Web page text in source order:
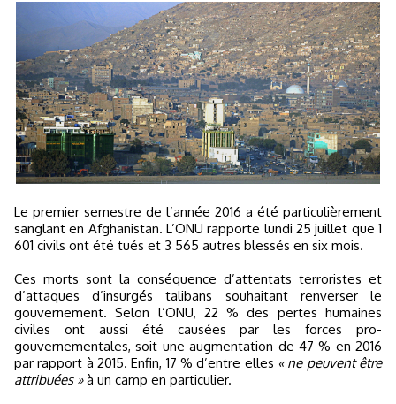
Le premier semestre de l’année 2016 a été particulièrement
sanglant en Afghanistan. L’ONU rapporte lundi 25 juillet que 1
601 civils ont été tués et 3 565 autres blessés en six mois.
Ces morts sont la conséquence d’attentats terroristes et
d’attaques d’insurgés talibans souhaitant renverser le
gouvernement. Selon l’ONU, 22 % des pertes humaines
civiles ont aussi été causées par les forces pro-
gouvernementales, soit une augmentation de 47 % en 2016
par rapport à 2015. Enfin, 17 % d’entre elles « ne peuvent être
attribuées »à un camp en particulier.